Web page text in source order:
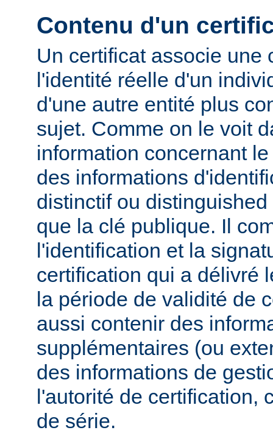
Contenu d'un
Un certificat associe une
l'identité réelle d'un
d'une autre entité plus
sujet. Comme on le voit
information concernant
des informations
distinctif ou
que la clé publique. Il
l'identification et la
certification qui a délivré
la période de validité de
aussi contenir des
supplémentaires (ou
des informations de
l'autorité de certification,
de série.